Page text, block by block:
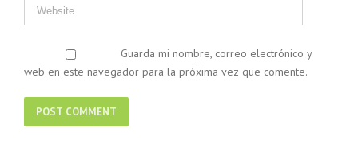
Guarda mi nombre, correo electrónico y
web en este navegador para la próxima vez que comente.